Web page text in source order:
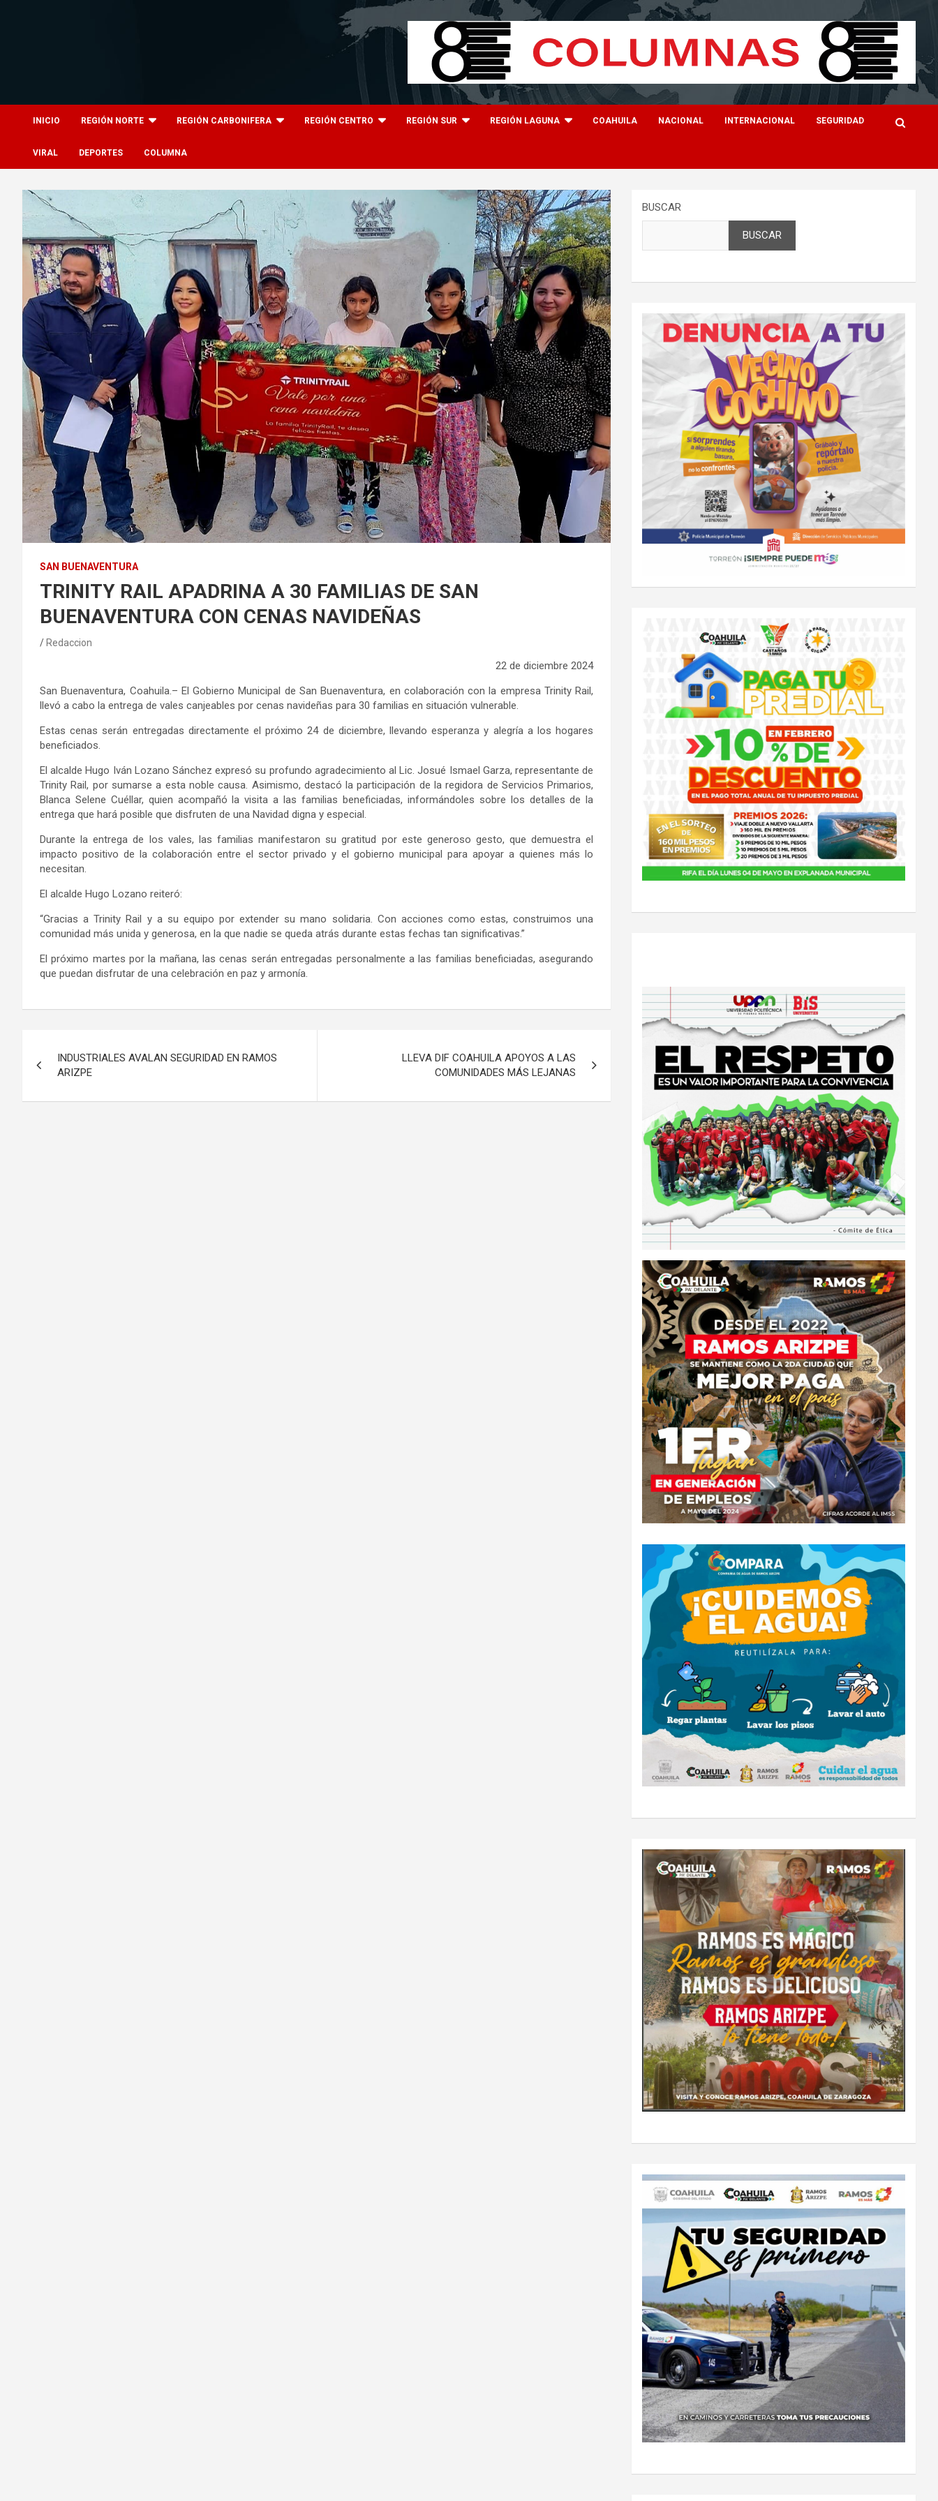
INICIO REGIÓN NORTE REGIÓN CARBONIFERA REGIÓN CENTRO REGIÓN SUR REGIÓN LAGUNA COAHUILA NACIONAL INTERNACIONAL SEGURIDAD
VIRAL DEPORTES COLUMNA
SAN BUENAVENTURA
TRINITY RAIL APADRINA A 30 FAMILIAS DE SAN
BUENAVENTURA CON CENAS NAVIDEÑAS
Redaccion
22dediciembre2024
San Buenaventura, Coahuila.– El Gobierno Municipal de San Buenaventura, en colaboración con la empresa Trinity Rail,
llevó a cabo la entrega de vales canjeables por cenas navideñas para 30 familias en situación vulnerable.
Estas cenas serán entregadas directamente el próximo 24 de diciembre, llevando esperanza y alegría a los hogares
beneficiados.
El alcalde Hugo Iván Lozano Sánchez expresó su profundo agradecimiento al Lic. Josué Ismael Garza, representante de
Trinity Rail, por sumarse a esta noble causa. Asimismo, destacó la participación de la regidora de Servicios Primarios,
Blanca Selene Cuéllar, quien acompañó la visita a las familias beneficiadas, informándoles sobre los detalles de la
entrega que hará posible que disfruten de una Navidad digna y especial.
Durante la entrega de los vales, las familias manifestaron su gratitud por este generoso gesto, que demuestra el
impacto positivo de la colaboración entre el sector privado y el gobierno municipal para apoyar a quienes más lo
necesitan.
El alcalde Hugo Lozano reiteró:
“Gracias a Trinity Rail y a su equipo por extender su mano solidaria. Con acciones como estas, construimos una
comunidad más unida y generosa, en la que nadie se queda atrás durante estas fechas tan significativas.”
El próximo martes por la mañana, las cenas serán entregadas personalmente a las familias beneficiadas, asegurando
que puedan disfrutar de una celebración en paz y armonía.
de
entradas
INDUSTRIALES AVALAN SEGURIDAD EN RAMOS
ARIZPE
LLEVA DIF COAHUILA APOYOS A LAS
COMUNIDADES MÁS LEJANAS
BUSCAR
BUSCAR